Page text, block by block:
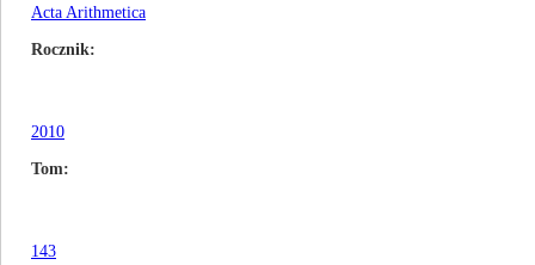
Acta Arithmetica
Rocznik
2010
Tom
143